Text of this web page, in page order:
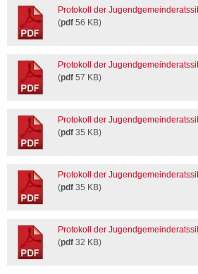
Protokoll der
(pdf 56 KB)
Protokoll der
(pdf 57 KB)
Protokoll der
(pdf 35 KB)
Protokoll der
(pdf 35 KB)
Protokoll der
(pdf 32 KB)